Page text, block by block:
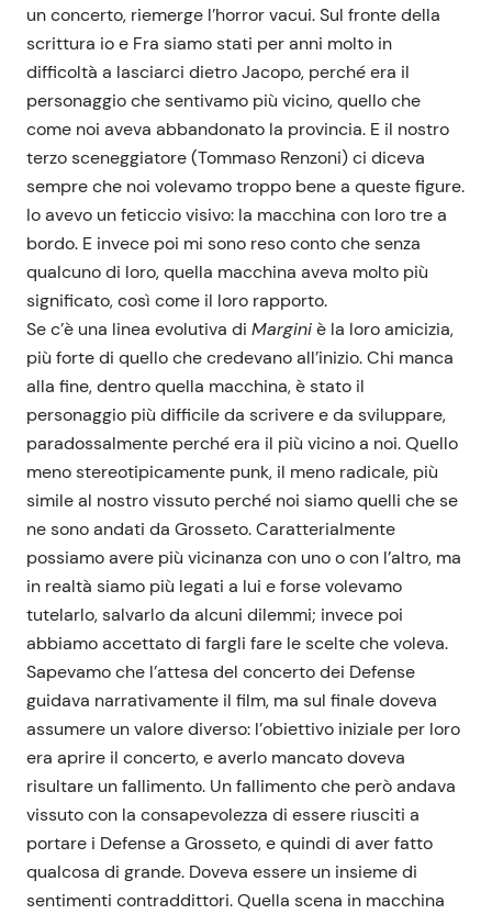
un concerto, riemerge l’horror vacui. Sul fronte della
scrittura io e Fra siamo stati per anni molto in
difficoltà a lasciarci dietro Jacopo, perché era il
personaggio che sentivamo più vicino, quello che
come noi aveva abbandonato la provincia. E il nostro
terzo sceneggiatore (Tommaso Renzoni) ci diceva
sempre che noi volevamo troppo bene a queste figure.
Io avevo un feticcio visivo: la macchina con loro tre a
bordo. E invece poi mi sono reso conto che senza
qualcuno di loro, quella macchina aveva molto più
significato, così come il loro rapporto.
Se c’è una linea evolutiva di Marginiè la loro amicizia,
più forte di quello che credevano all’inizio. Chi manca
alla fine, dentro quella macchina, è stato il
personaggio più difficile da scrivere e da sviluppare,
paradossalmente perché era il più vicino a noi. Quello
meno stereotipicamente punk, il meno radicale, più
simile al nostro vissuto perché noi siamo quelli che se
ne sono andati da Grosseto. Caratterialmente
possiamo avere più vicinanza con uno o con l’altro, ma
in realtà siamo più legati a lui e forse volevamo
tutelarlo, salvarlo da alcuni dilemmi; invece poi
abbiamo accettato di fargli fare le scelte che voleva.
Sapevamo che l’attesa del concerto dei Defense
guidava narrativamente il film, ma sul finale doveva
assumere un valore diverso: l’obiettivo iniziale per loro
era aprire il concerto, e averlo mancato doveva
risultare un fallimento. Un fallimento che però andava
vissuto con la consapevolezza di essere riusciti a
portare i Defense a Grosseto, e quindi di aver fatto
qualcosa di grande. Doveva essere un insieme di
sentimenti contraddittori. Quella scena in macchina